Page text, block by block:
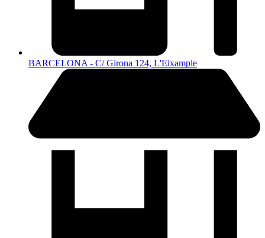
BARCELONA - C/ Girona 124, L'Eixample